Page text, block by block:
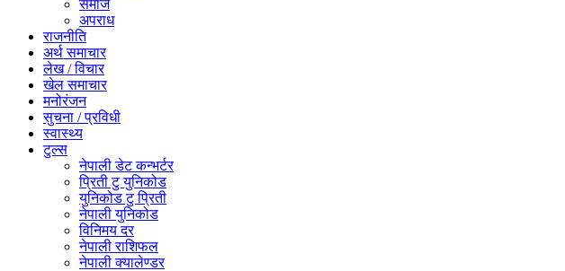
समाज
अपराध
राजनीति
अर्थ समाचार
लेख / विचार
खेल समाचार
मनोरंजन
सुचना / प्रविधी
स्वास्थ्य
टुल्स
नेपाली डेट कन्भर्टर
प्रिती टु युनिकोड
युनिकोड टु प्रिती
नेपाली युनिकोड
विनिमय दर
नेपाली राशिफल
नेपाली क्यालेण्डर